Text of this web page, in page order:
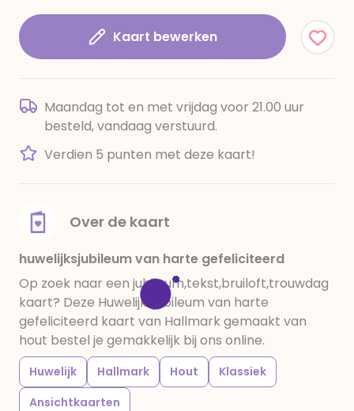
Kaart bewerken
Maandag tot en met vrijdag voor 21.00 uur
besteld, vandaag verstuurd.
Verdien 5 punten met deze kaart!
Over de kaart
huwelijksjubileum van harte gefeliciteerd
Op zoek naar een jubileum,tekst,bruiloft,trouwdag
kaart? Deze Huwelijksjubileum van harte
gefeliciteerd kaart van Hallmark gemaakt van
hout bestel je gemakkelijk bij ons online.
Huwelijk Hallmark Hout
Klassiek
Ansichtkaarten